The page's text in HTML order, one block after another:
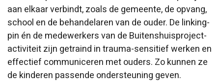
aan elkaar verbindt, zoals de gemeente, de opvang,
school en de behandelaren van de ouder. De linking-
pin én de medewerkers van de Buitenshuisproject-
activiteit zijn getraind in trauma-sensitief werken en
effectief communiceren met ouders. Zo kunnen ze
de kinderen passende ondersteuning geven.